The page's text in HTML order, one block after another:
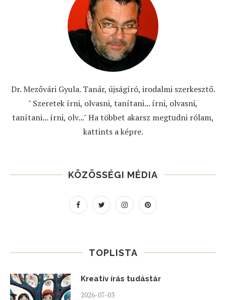
Dr. Mezővári Gyula. Tanár, újságíró, irodalmi szerkesztő.
" Szeretek írni, olvasni, tanítani... írni, olvasni,
tanítani... írni, olv..." Ha többet akarsz megtudni rólam,
kattints a képre.
KÖZÖSSÉGI MÉDIA
TOPLISTA
Kreatív írás tudástár
2026-07-03